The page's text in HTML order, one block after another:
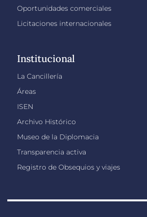
Oportunidades comerciales
Licitaciones internacionales
Institucional
La Cancillería
Áreas
ISEN
Archivo Histórico
Museo de la Diplomacia
Transparencia activa
Registro de Obsequios y viajes